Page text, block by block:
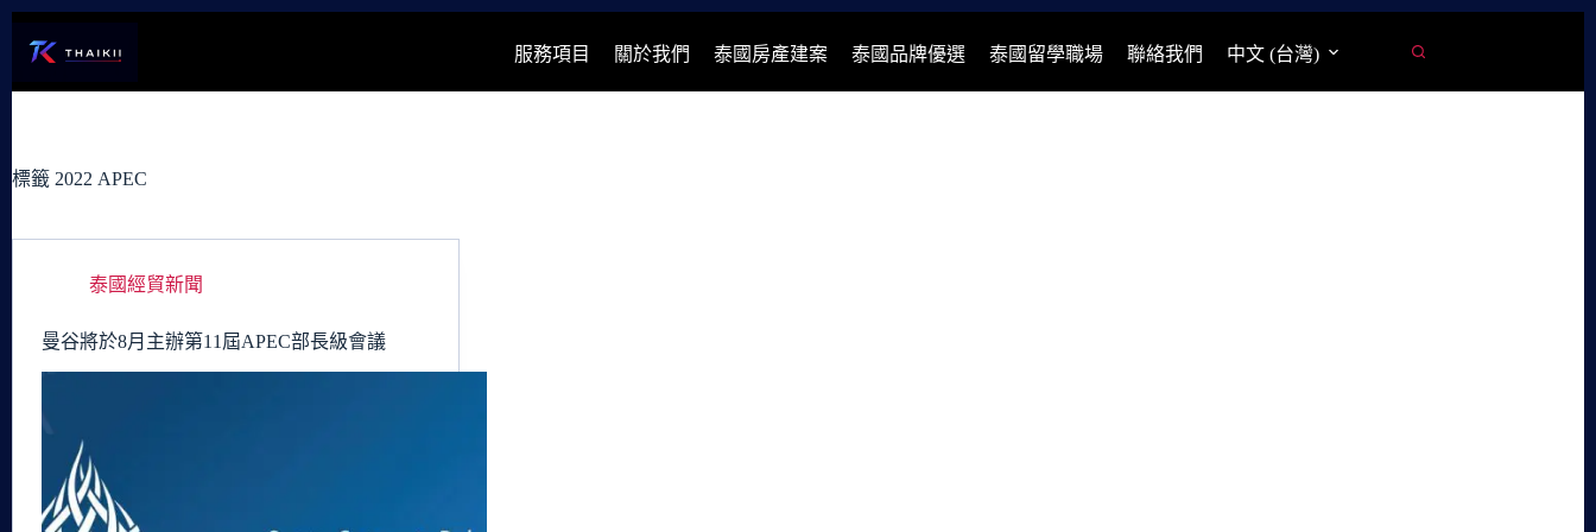
容
服務項目 關於我們 泰國房產建案 泰國品牌優選 泰國留學職場 聯絡我們 中文 (台灣)
標籤 2022 APEC
泰國經貿新聞
曼谷將於8月主辦第11屆APEC部長級會議